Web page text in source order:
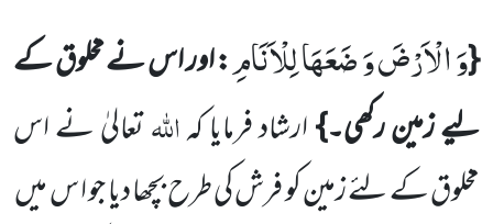
{وَ الْاَرْضَ وَ ضَعَهَا لِلْاَنَامِ: اور اس نے مخلوق کے
لیے زمین رکھی۔}ارشاد فرمایا کہاللہتعالیٰ نے اس
مخلوق کے لئے زمین کو فرش کی طرح بچھا دیا جو ا س میں